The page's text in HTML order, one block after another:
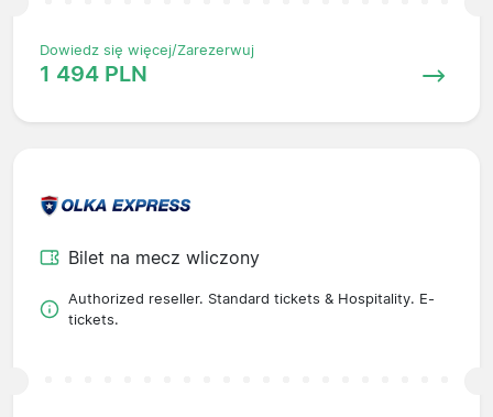
Dowiedz się więcej/Zarezerwuj
1 494 PLN
Bilet na mecz wliczony
Authorized reseller. Standard tickets & Hospitality. E-
tickets.